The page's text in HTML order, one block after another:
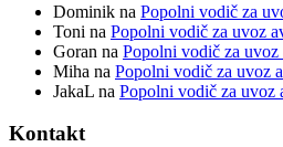
Dominik na Popolni vodič za
Toni na Popolni vodič za uvoz
Goran na Popolni vodič za
Miha na Popolni vodič za uvoz
JakaL na Popolni vodič za uvoz
Kontakt